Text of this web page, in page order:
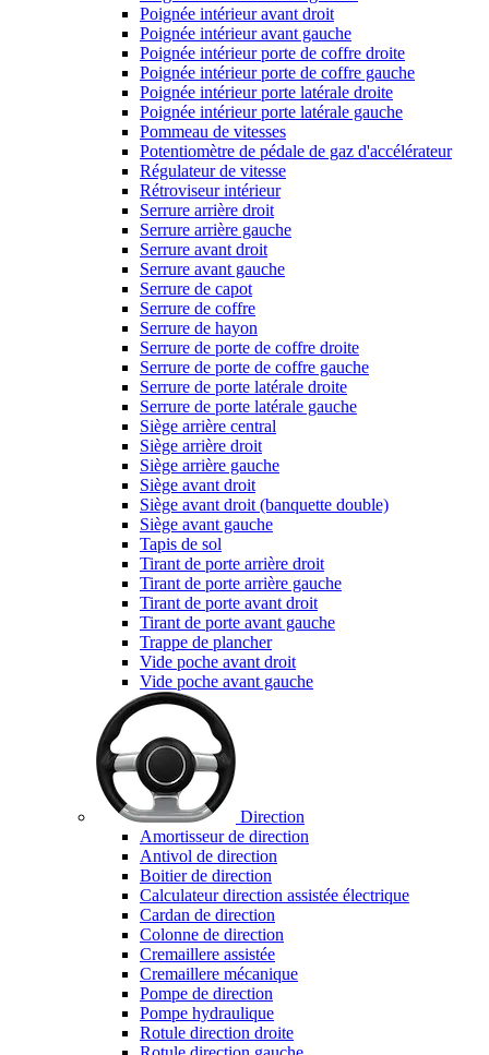
Poignée intérieur avant droit
Poignée intérieur avant gauche
Poignée intérieur porte de coffre droite
Poignée intérieur porte de coffre gauche
Poignée intérieur porte latérale droite
Poignée intérieur porte latérale gauche
Pommeau de vitesses
Potentiomètre de pédale de gaz d'accélérateur
Régulateur de vitesse
Rétroviseur intérieur
Serrure arrière droit
Serrure arrière gauche
Serrure avant droit
Serrure avant gauche
Serrure de capot
Serrure de coffre
Serrure de hayon
Serrure de porte de coffre droite
Serrure de porte de coffre gauche
Serrure de porte latérale droite
Serrure de porte latérale gauche
Siège arrière central
Siège arrière droit
Siège arrière gauche
Siège avant droit
Siège avant droit (banquette double)
Siège avant gauche
Tapis de sol
Tirant de porte arrière droit
Tirant de porte arrière gauche
Tirant de porte avant droit
Tirant de porte avant gauche
Trappe de plancher
Vide poche avant droit
Vide poche avant gauche
Direction
Amortisseur de direction
Antivol de direction
Boitier de direction
Calculateur direction assistée électrique
Cardan de direction
Colonne de direction
Cremaillere assistée
Cremaillere mécanique
Pompe de direction
Pompe hydraulique
Rotule direction droite